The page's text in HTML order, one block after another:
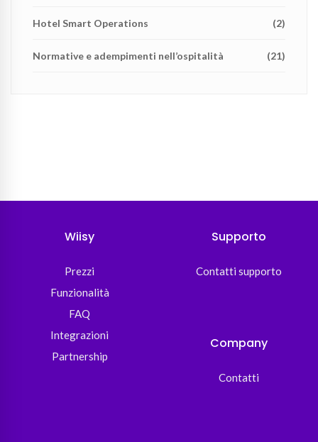
Hotel Smart Operations (2)
Normative e adempimenti nell’ospitalità (21)
Wiisy
Prezzi
Funzionalità
FAQ
Integrazioni
Partnership
Supporto
Contatti supporto
Company
Contatti